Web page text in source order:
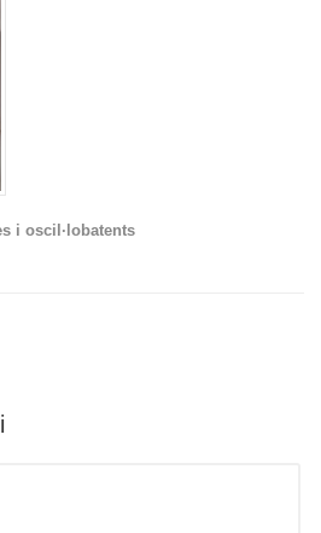
i oscil·lobatents